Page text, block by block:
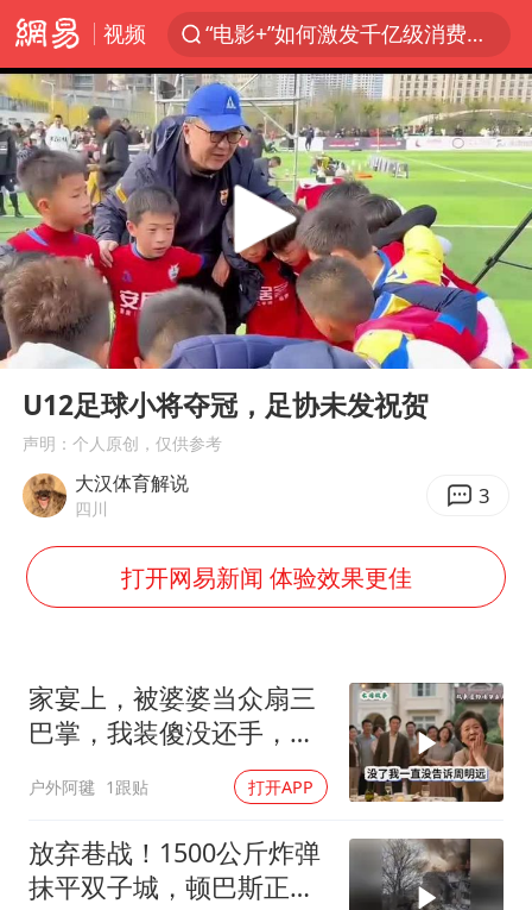
视频
“电影+”如何激发千亿级消费新活力？
福建泉州市委书记张毅恭被查
我国货物贸易进出口超30万亿元
曝韩国足协为外籍裁判员安排色情招待
向鹏0-3不敌张本智和
佛山通报笔试前13被淘汰后5名进体检
“新疆阿勒泰八月能滑雪”不实
广东雷州通报特教老师招聘违规事件
“立秋的第一杯奶茶”又爆单了
陈幸同晋级WTT横滨冠军赛8强
泰国枪击案凶手先杀祖父母后行凶
山东一元代青花杯离奇失踪
两名乘客在飞机上因调节座椅起冲突
山东潍坊发布大风黄色预警
夯实基础开新局
Play
00:00 00:46
U12足球小将夺冠，足协未发祝贺
声明：个人原创，仅供参考
大汉体育解说
四川 3
打开网易新闻 体验效果更佳
家宴上，被婆婆当众扇三
巴掌，我装傻没还手，悄
悄卖别墅搬家，8天后丈
夫全家10人被新户主请出
家门
户外阿毽 1跟贴 打开APP
放弃巷战！1500公斤炸弹
抹平双子城，顿巴斯正变